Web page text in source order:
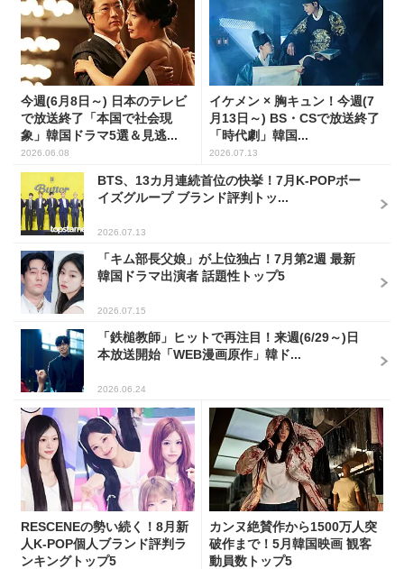
今週(6月8日～) 日本のテレビ
で放送終了「本国で社会現
象」韓国ドラマ5選＆見逃...
2026.06.08
イケメン × 胸キュン！今週(7
月13日～) BS・CSで放送終了
「時代劇」韓国...
2026.07.13
BTS、13カ月連続首位の快挙！7月K-POPボー
イズグループ ブランド評判トッ...
2026.07.13
「キム部長父娘」が上位独占！7月第2週 最新
韓国ドラマ出演者 話題性トップ5
2026.07.15
「鉄槌教師」ヒットで再注目！来週(6/29～)日
本放送開始「WEB漫画原作」韓ド...
2026.06.24
RESCENEの勢い続く！8月新
人K-POP個人ブランド評判ラ
ンキングトップ5
カンヌ絶賛作から1500万人突
破作まで！5月韓国映画 観客
動員数トップ5